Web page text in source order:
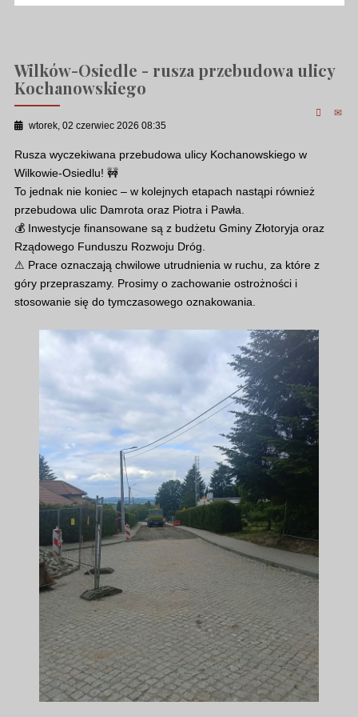
Wilków-Osiedle - rusza przebudowa ulicy
Kochanowskiego
wtorek, 02 czerwiec 2026 08:35
Rusza wyczekiwana przebudowa ulicy Kochanowskiego w
Wilkowie-Osiedlu! 🚧
To jednak nie koniec – w kolejnych etapach nastąpi również
przebudowa ulic Damrota oraz Piotra i Pawła.
💰 Inwestycje finansowane są z budżetu Gminy Złotoryja oraz
Rządowego Funduszu Rozwoju Dróg.
⚠ Prace oznaczają chwilowe utrudnienia w ruchu, za które z
góry przepraszamy. Prosimy o zachowanie ostrożności i
stosowanie się do tymczasowego oznakowania.